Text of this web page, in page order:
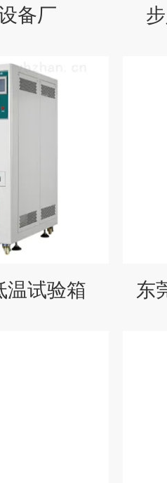
备厂
温试验箱 东